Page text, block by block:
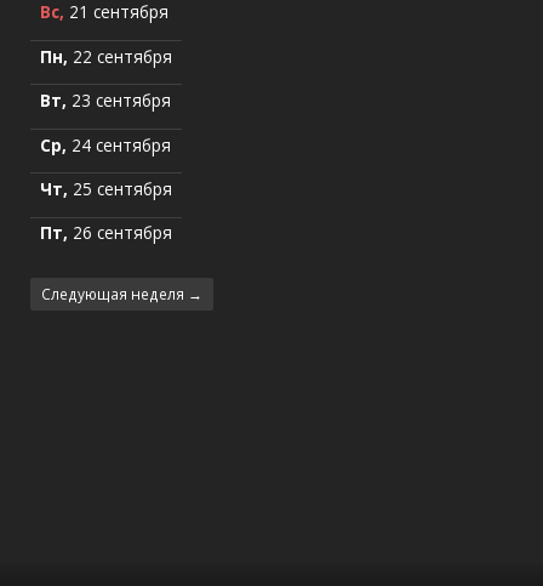
Вс, 21 сентября
Пн, 22 сентября
Вт, 23 сентября
Ср, 24 сентября
Чт, 25 сентября
Пт, 26 сентября
Следующая неделя →